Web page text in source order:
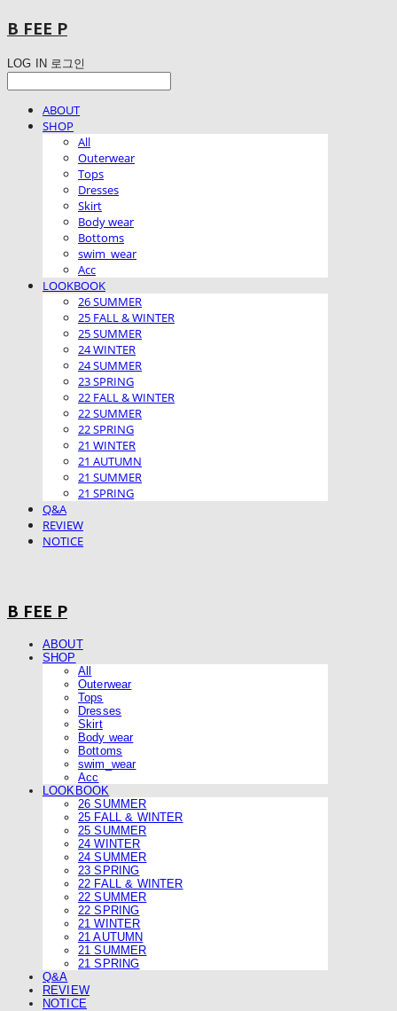
B FEE P
LOG IN 로그인
ABOUT
SHOP
All
Outerwear
Tops
Dresses
Skirt
Body wear
Bottoms
swim_wear
Acc
LOOKBOOK
26 SUMMER
25 FALL & WINTER
25 SUMMER
24 WINTER
24 SUMMER
23 SPRING
22 FALL & WINTER
22 SUMMER
22 SPRING
21 WINTER
21 AUTUMN
21 SUMMER
21 SPRING
Q&A
REVIEW
NOTICE
B FEE P
ABOUT
SHOP
All
Outerwear
Tops
Dresses
Skirt
Body wear
Bottoms
swim_wear
Acc
LOOKBOOK
26 SUMMER
25 FALL & WINTER
25 SUMMER
24 WINTER
24 SUMMER
23 SPRING
22 FALL & WINTER
22 SUMMER
22 SPRING
21 WINTER
21 AUTUMN
21 SUMMER
21 SPRING
Q&A
REVIEW
NOTICE